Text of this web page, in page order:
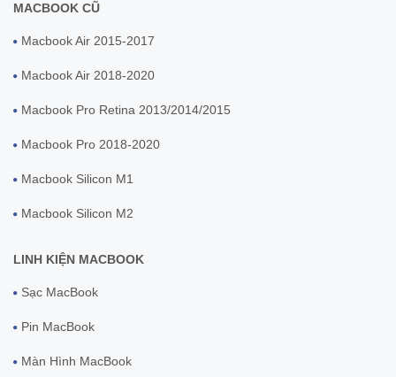
MACBOOK CŨ
Macbook Air 2015-2017
Macbook Air 2018-2020
Macbook Pro Retina 2013/2014/2015
Macbook Pro 2018-2020
Macbook Silicon M1
Macbook Silicon M2
LINH KIỆN MACBOOK
Sạc MacBook
Pin MacBook
Màn Hình MacBook